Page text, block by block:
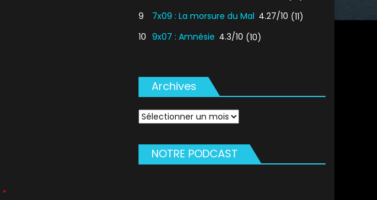
*
9
7x09 : La morsure du Mal 4.27/10 (11)
10 9x07 : Amnésie 4.3/10 (10)
Archives
Archives
NOTRE PODCAST